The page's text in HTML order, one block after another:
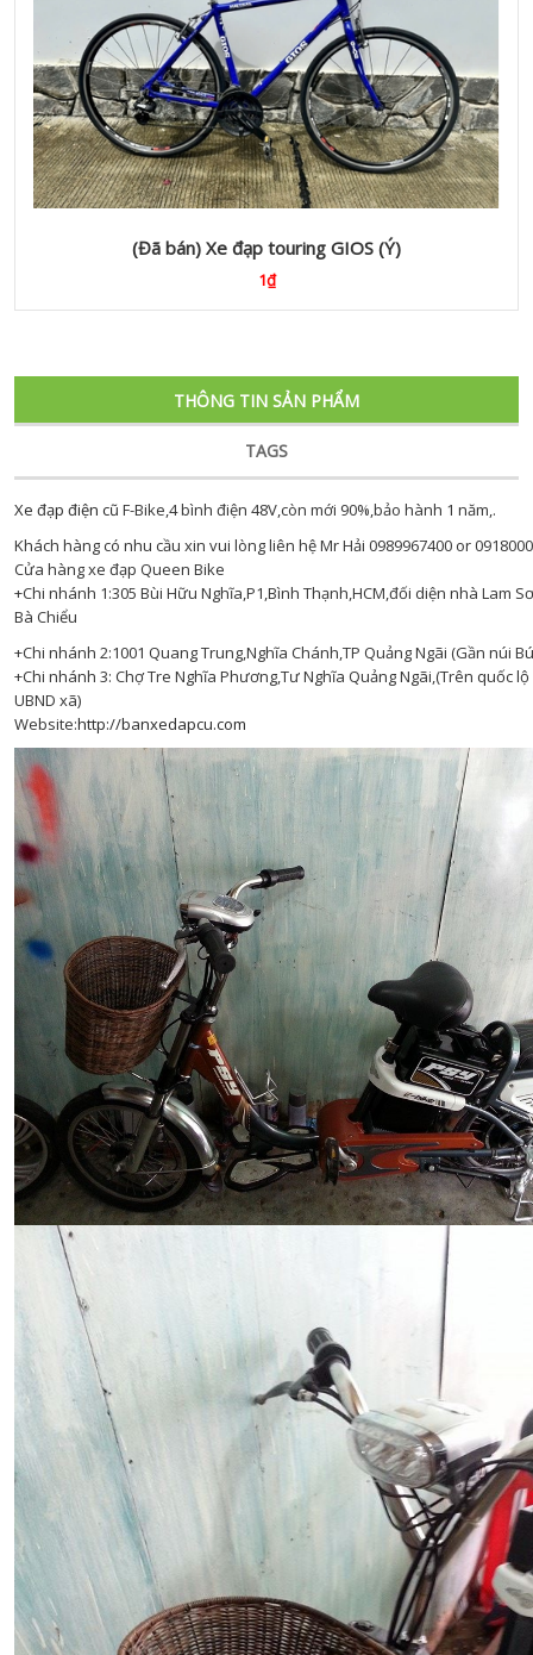
(Đã bán) Xe đạp touring GIOS (Ý)
1₫
THÔNG TIN SẢN PHẨM
TAGS
Xe đạp điện cũ F-Bike,4 bình điện 48V,còn mới 90%,bảo hành 1 năm,.
Khách hàng có nhu cầu xin vui lòng liên hệ Mr Hải 0989967400 or
Cửa hàng xe đạp Queen Bike
+Chi nhánh 1:305 Bùi Hữu Nghĩa,P1,Bình Thạnh,HCM,đối diện nhà Lam
Bà Chiểu
+Chi nhánh 2:1001 Quang Trung,Nghĩa Chánh,TP Quảng Ngãi (Gần núi
+Chi nhánh 3: Chợ Tre Nghĩa Phương,Tư Nghĩa Quảng Ngãi,(Trên quốc
UBND xã)
Website:http://banxedapcu.com